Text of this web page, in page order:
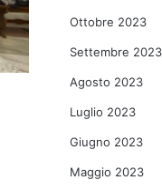
Ottobre 2023
Settembre 2023
Agosto 2023
Luglio 2023
Giugno 2023
Maggio 2023